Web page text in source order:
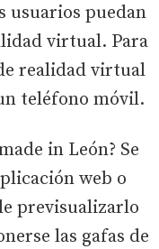
usuarios puedan
virtual. Para
realidad virtual
teléfono móvil.
in León? Se
web o
previsualizarlo
las gafas de